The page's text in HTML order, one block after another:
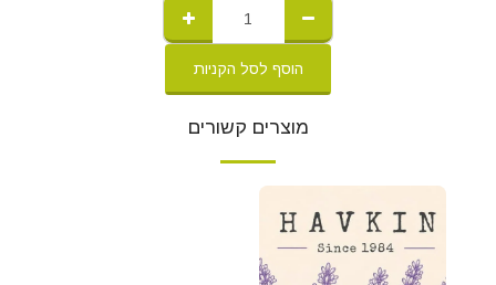
הוסף לסל הקניות
מוצרים קשורים